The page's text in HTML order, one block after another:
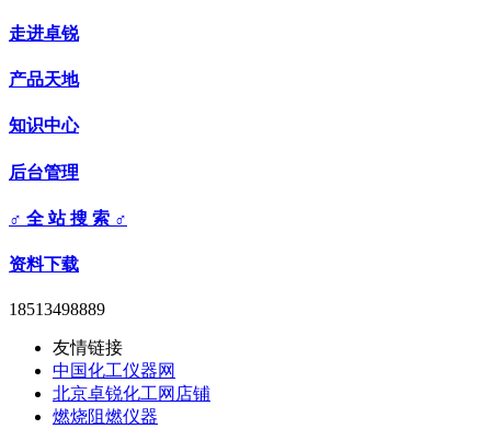
走进卓锐
产品天地
知识中心
后台管理
♂ 全 站 搜 索 ♂
资料下载
18513498889
友情链接
中国化工仪器网
北京卓锐化工网店铺
燃烧阻燃仪器